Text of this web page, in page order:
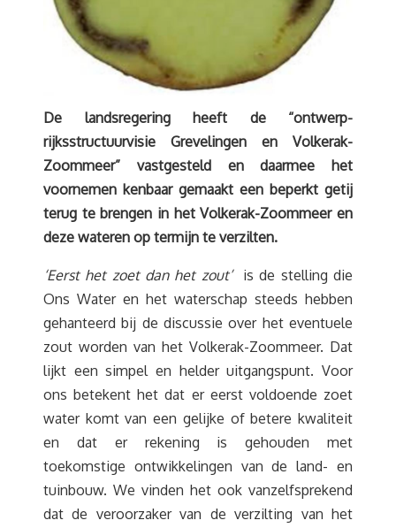
De landsregering heeft de “ontwerp-
rijksstructuurvisie Grevelingen en Volkerak-
Zoommeer” vastgesteld en daarmee het
voornemen kenbaar gemaakt een beperkt getij
terug te brengen in het Volkerak-Zoommeer en
deze wateren op termijn te verzilten.
‘Eerst het zoet dan het zout’ is de stelling die
Ons Water en het waterschap steeds hebben
gehanteerd bij de discussie over het eventuele
zout worden van het Volkerak-Zoommeer. Dat
lijkt een simpel en helder uitgangspunt. Voor
ons betekent het dat er eerst voldoende zoet
water komt van een gelijke of betere kwaliteit
en dat er rekening is gehouden met
toekomstige ontwikkelingen van de land- en
tuinbouw. We vinden het ook vanzelfsprekend
dat de veroorzaker van de verzilting van het